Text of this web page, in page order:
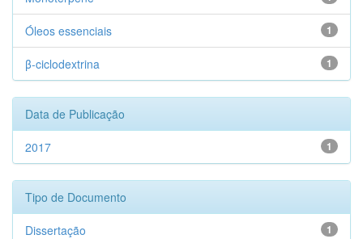
1
Óleos essenciais
1
β-ciclodextrina
Data de Publicação
1
2017
Tipo de Documento
1
Dissertação